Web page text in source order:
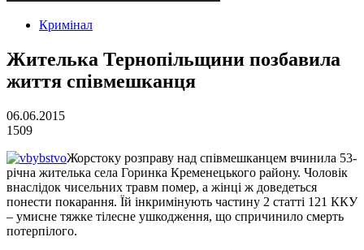
Кримінал
Жителька Тернопільщини позбавила
життя співмешканця
06.06.2015
1509
Жорстоку розправу над співмешканцем вчинила 53-
річна жителька села Горинка Кременецького району. Чоловік
внаслідок чисельних травм помер, а жінці ж доведеться
понести покарання. Їй інкримінують частину 2 статті 121 ККУ
– умисне тяжке тілесне ушкодження, що спричинило смерть
потерпілого.